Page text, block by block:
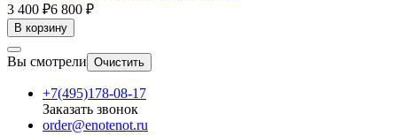
3 400 ₽6 800 ₽
В корзину
Вы смотрели Очистить
+7(495)178-08-17
Заказать звонок
order@enotenot.ru